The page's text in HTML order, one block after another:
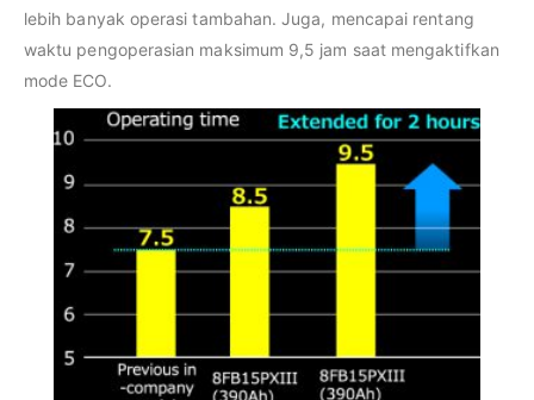
lebih banyak operasi tambahan. Juga, mencapai rentang
waktu pengoperasian maksimum 9,5 jam saat mengaktifkan
mode ECO.